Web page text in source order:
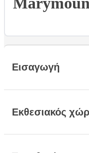
Εισαγωγή
Εκθεσιακός